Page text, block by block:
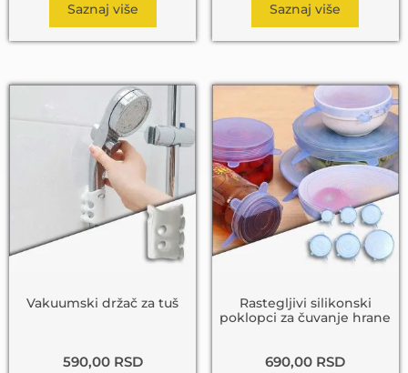
Saznaj više Saznaj više
Vakuumski držač za tuš
590,00 RSD
Rastegljivi silikonski
poklopci za čuvanje hrane
690,00 RSD